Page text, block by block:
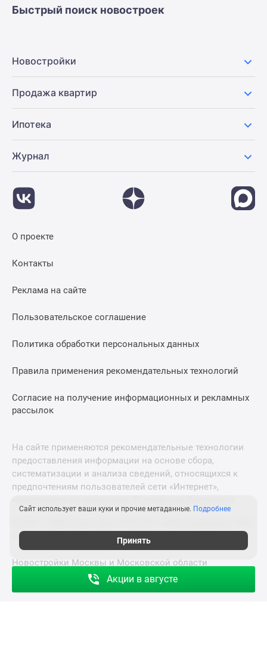
Акции в августе
Быстрый поиск новостроек
Новостройки
Продажа квартир
Ипотека
Журнал
О проекте
Контакты
Реклама на сайте
Пользовательское соглашение
Политика обработки персональных данных
Правила применения рекомендательных технологий
Согласие на получение информационных и рекламных
рассылок
На сайте применяются рекомендательные технологии
предоставления информации на основе сбора,
систематизации и анализа сведений, относящихся к
предпочтениям пользователей сети «Интернет»,
что нужно знать о новостройках
Новостройки Москвы и Московской области
Сайт использует ваши куки и прочие метаданные. Подробнее
Принять